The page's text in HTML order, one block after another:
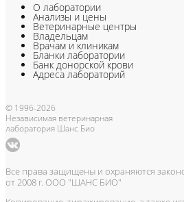
О лаборатории
Анализы и цены
Ветеринарные центры
Владельцам
Врачам и клиникам
Бланки лаборатории
Банк донорской крови
Адреса лабораторий
© 1996-2026
Независимая ветеринарная
лаборатория Шанс Био
Все права защищены и охраняются
от 2008 г. ООО "ШАНС БИО"